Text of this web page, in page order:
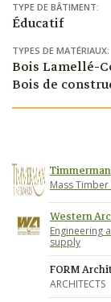
TYPE DE BÂTIMENT:
Éducatif
TYPES DE MATÉRIAUX:
Bois Lamellé-
Bois de
Mass
Western
Engineering
supply
FORM
ARCHITECTS